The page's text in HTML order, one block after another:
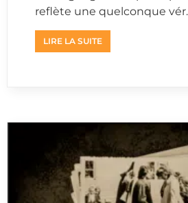
reflète une quelconque
LIRE LA SUITE